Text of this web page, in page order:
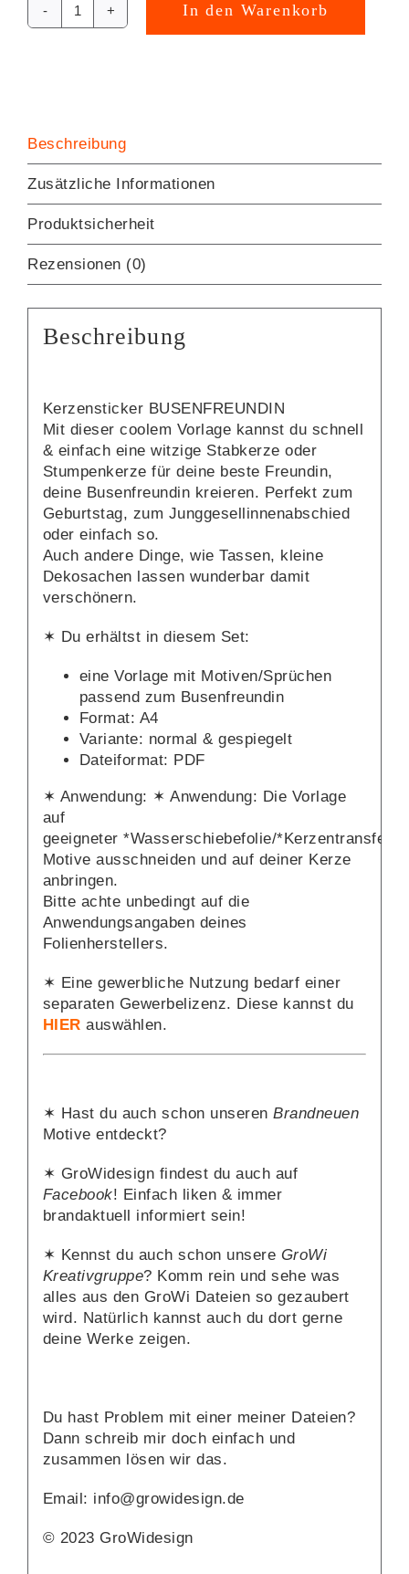
Kerzensticker
BUSENFREUNDIN
In den Warenkorb
Alternative:
Beschreibung
Zusätzliche Informationen
Produktsicherheit
Rezensionen (0)
Beschreibung
Kerzensticker BUSENFREUNDIN
Mit dieser coolem Vorlage kannst du schnell
& einfach eine witzige Stabkerze oder
Stumpenkerze für deine beste Freundin,
deine Busenfreundin kreieren. Perfekt zum
Geburtstag, zum Junggesellinnenabschied
oder einfach so.
Auch andere Dinge, wie Tassen, kleine
Dekosachen lassen wunderbar damit
verschönern.
✶ Du erhältst in diesem Set:
eine Vorlage mit Motiven/Sprüchen
passend zum Busenfreundin
Format: A4
Variante: normal & gespiegelt
Dateiformat: PDF
✶ Anwendung: ✶ Anwendung: Die Vorlage
auf
geeigneter *Wasserschiebefolie/*
Motive ausschneiden und auf deiner Kerze
anbringen.
Bitte achte unbedingt auf die
Anwendungsangaben deines
Folienherstellers.
✶ Eine gewerbliche Nutzung bedarf einer
separaten Gewerbelizenz. Diese kannst du
HIERauswählen.
✶ Hast du auch schon unserenBrandneuen
Motive entdeckt?
✶ GroWidesign findest du auch auf
Facebook! Einfach liken & immer
brandaktuell informiert sein!
✶ Kennst du auch schon unsere GroWi
Kreativgruppe? Komm rein und sehe was
alles aus den GroWi Dateien so gezaubert
wird. Natürlich kannst auch du dort gerne
deine Werke zeigen.
Du hast Problem mit einer meiner Dateien?
Dann schreib mir doch einfach und
zusammen lösen wir das.
Email: info@growidesign.de
© 2023 GroWidesign